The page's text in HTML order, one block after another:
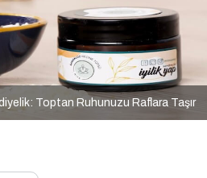
Toptan Ruhunuzu Raflara Taşır